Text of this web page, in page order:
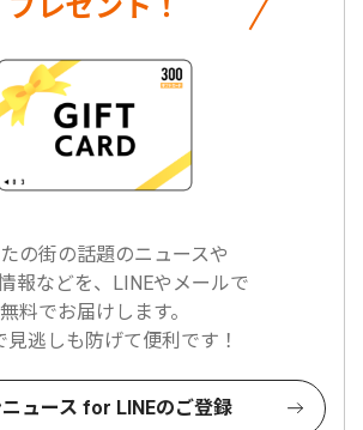
プレゼント！
の街の話題のニュースや
報などを、LINEやメールで
無料でお届けします。
見逃しも防げて便利です！
ュース for LINEのご登録